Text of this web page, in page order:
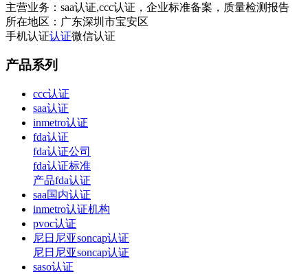
主营业务： saa认证,ccc认证，企业标准备案，质量检测报告
所在地区： 广东深圳市宝安区
手机认证认证微信认证
产品系列
ccc认证
saa认证
inmetro认证
fda认证
fda认证公司
fda认证标准
产品fda认证
saa国内认证
inmetro认证机构
pvoc认证
尼日尼亚soncap认证
尼日尼亚soncap认证
saso认证